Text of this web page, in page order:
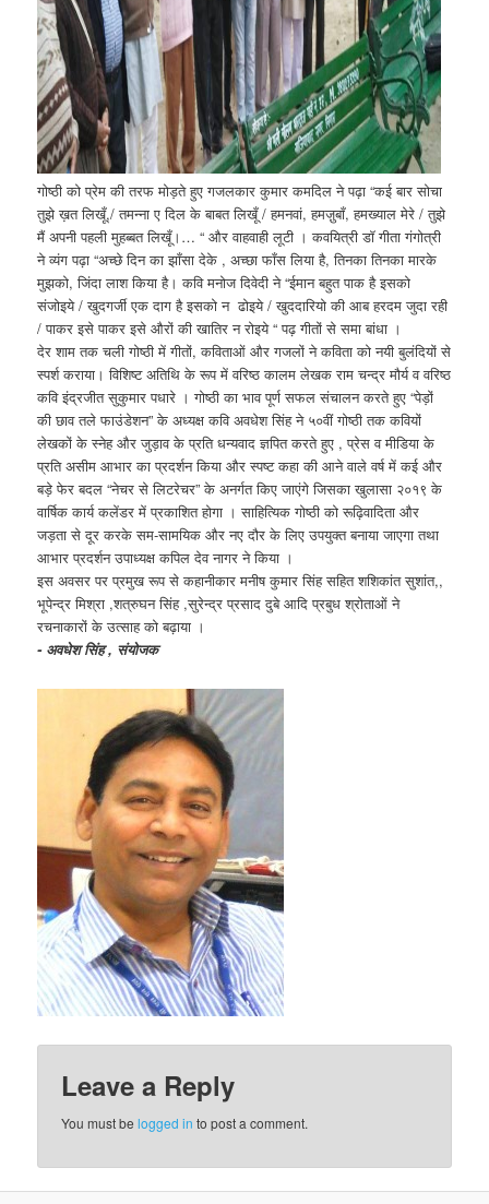
गोष्ठी को प्रेम की तरफ मोड़ते हुए गजलकार कुमार कमदिल ने पढ़ा “कई बार सोचा
तुझे ख़त लिखूँ,/ तमन्ना ए दिल के बाबत लिखूँ / हमनवां, हमजु़बाँ, हमख्याल मेरे / तुझे
मैं अपनी पहली मुहब्बत लिखूँ।… “ और वाहवाही लूटी । कवयित्री डॉ गीता गंगोत्री
ने व्यंग पढ़ा “अच्छे दिन का झाँसा देके , अच्छा फाँस लिया है, तिनका तिनका मारके
मुझको, जिंदा लाश किया है। कवि मनोज दिवेदी ने “ईमान बहुत पाक है इसको
संजोइये / खुदगर्जी एक दाग है इसको न ढोइये / खुददारियो की आब हरदम जुदा रही
/ पाकर इसे पाकर इसे औरों की खातिर न रोइये “ पढ़ गीतों से समा बांधा ।
देर शाम तक चली गोष्ठी में गीतों, कविताओं और गजलों ने कविता को नयी बुलंदियों से
स्पर्श कराया। विशिष्ट अतिथि के रूप में वरिष्ठ कालम लेखक राम चन्द्र मौर्य व वरिष्ठ
कवि इंद्रजीत सुकुमार पधारे । गोष्ठी का भाव पूर्ण सफल संचालन करते हुए “पेड़ों
की छाव तले फाउंडेशन” के अध्यक्ष कवि अवधेश सिंह ने ५०वीं गोष्ठी तक कवियों
लेखकों के स्नेह और जुड़ाव के प्रति धन्यवाद ज्ञपित करते हुए , प्रेस व मीडिया के
प्रति असीम आभार का प्रदर्शन किया और स्पष्ट कहा की आने वाले वर्ष में कई और
बड़े फेर बदल “नेचर से लिटरेचर” के अनर्गत किए जाएंगे जिसका खुलासा २०१९ के
वार्षिक कार्य कलेंडर में प्रकाशित होगा । साहित्यिक गोष्ठी को रूढ़िवादिता और
जड़ता से दूर करके सम-सामयिक और नए दौर के लिए उपयुक्त बनाया जाएगा तथा
आभार प्रदर्शन उपाध्यक्ष कपिल देव नागर ने किया ।
इस अवसर पर प्रमुख रूप से कहानीकार मनीष कुमार सिंह सहित शशिकांत सुशांत,,
भूपेन्द्र मिश्रा ,शत्रुघन सिंह ,सुरेन्द्र प्रसाद दुबे आदि प्रबुध श्रोताओं ने
रचनाकारों के उत्साह को बढ़ाया ।
- अवधेश सिंह , संयोजक
Leave a Reply
You must belogged in to post a comment.